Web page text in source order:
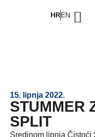
HREN
15. lipnja 2022.
STUMMER
SPLIT
Sredinom lipnja Čistoći